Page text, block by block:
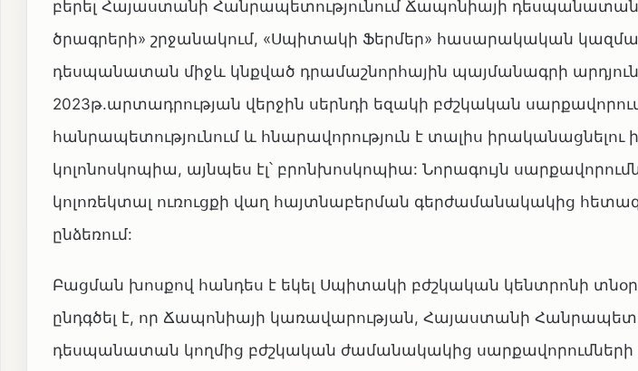
բերել Հայաստանի Հանրապետությունում Ճապոնիայի
ծրագրերի» շրջանակում, «Սպիտակի Ֆերմեր» հասարակական
դեսպանատան միջև կնքված դրամաշնորհային պայմանագրի
2023թ.արտադրության վերջին սերնդի եզակի բժշկական սարքավորում
հանրապետությունում և հնարավորություն է տալիս
կոլոնոսկոպիա, այնպես էլ՝ բրոնխոսկոպիա: Նորագույն
կոլոռեկտալ ուռուցքի վաղ հայտնաբերման գերժամանակակից
ընձեռում:
Բացման խոսքով հանդես է եկել Սպիտակի բժշկական կենտրոնի
ընդգծել է, որ Ճապոնիայի կառավարության, Հայաստանի
դեսպանատան կողմից բժշկական ժամանակակից